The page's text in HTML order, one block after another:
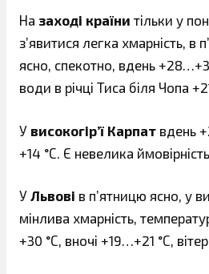
На заході країни тільки у
з’явитися легка хмарність, в
ясно, спекотно, вдень
води в річці Тиса біля Чопа
У високогір’ї Карпат вдень
+14 °С. Є невелика
У Львові в п’ятницю ясно, у
мінлива хмарність,
+30 °С, вночі +19…+21 °С,